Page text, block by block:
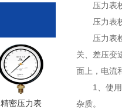
精密压力表
压力表
压力表
压力表
关、差压变
面上，电
1、使
杂质。